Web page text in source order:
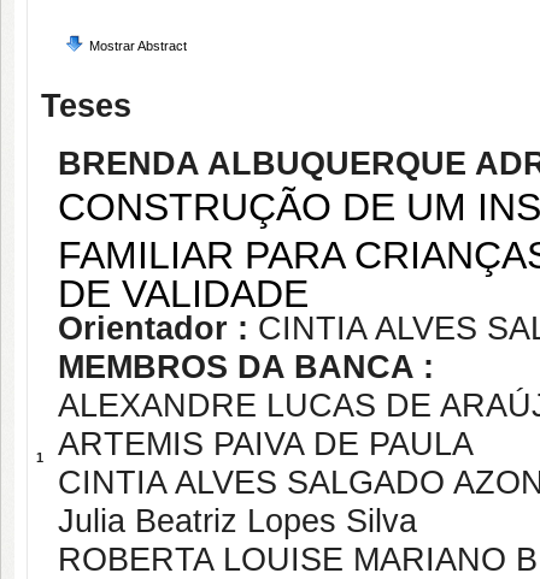
Mostrar Abstract
Teses
1
BRENDA ALBUQUERQUE
CONSTRUÇÃO DE UM
FAMILIAR PARA
DE VALIDADE
Orientador : CINTIA ALVES
MEMBROS DA BANCA :
ALEXANDRE LUCAS DE
ARTEMIS PAIVA DE PAULA
CINTIA ALVES SALGADO
Julia Beatriz Lopes Silva
ROBERTA LOUISE MARIANO